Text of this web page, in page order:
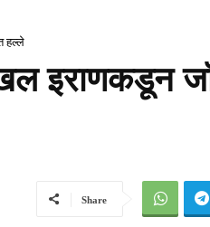
हल्ले
इराणकडून
Share